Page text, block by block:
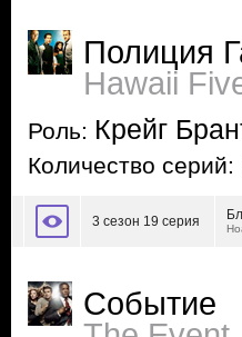
Полиция
Hawaii
Роль: Крейг
Количество серий:
3 сезон 19 серия
Событие